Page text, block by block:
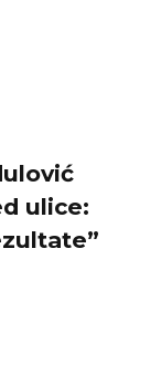
ulice: